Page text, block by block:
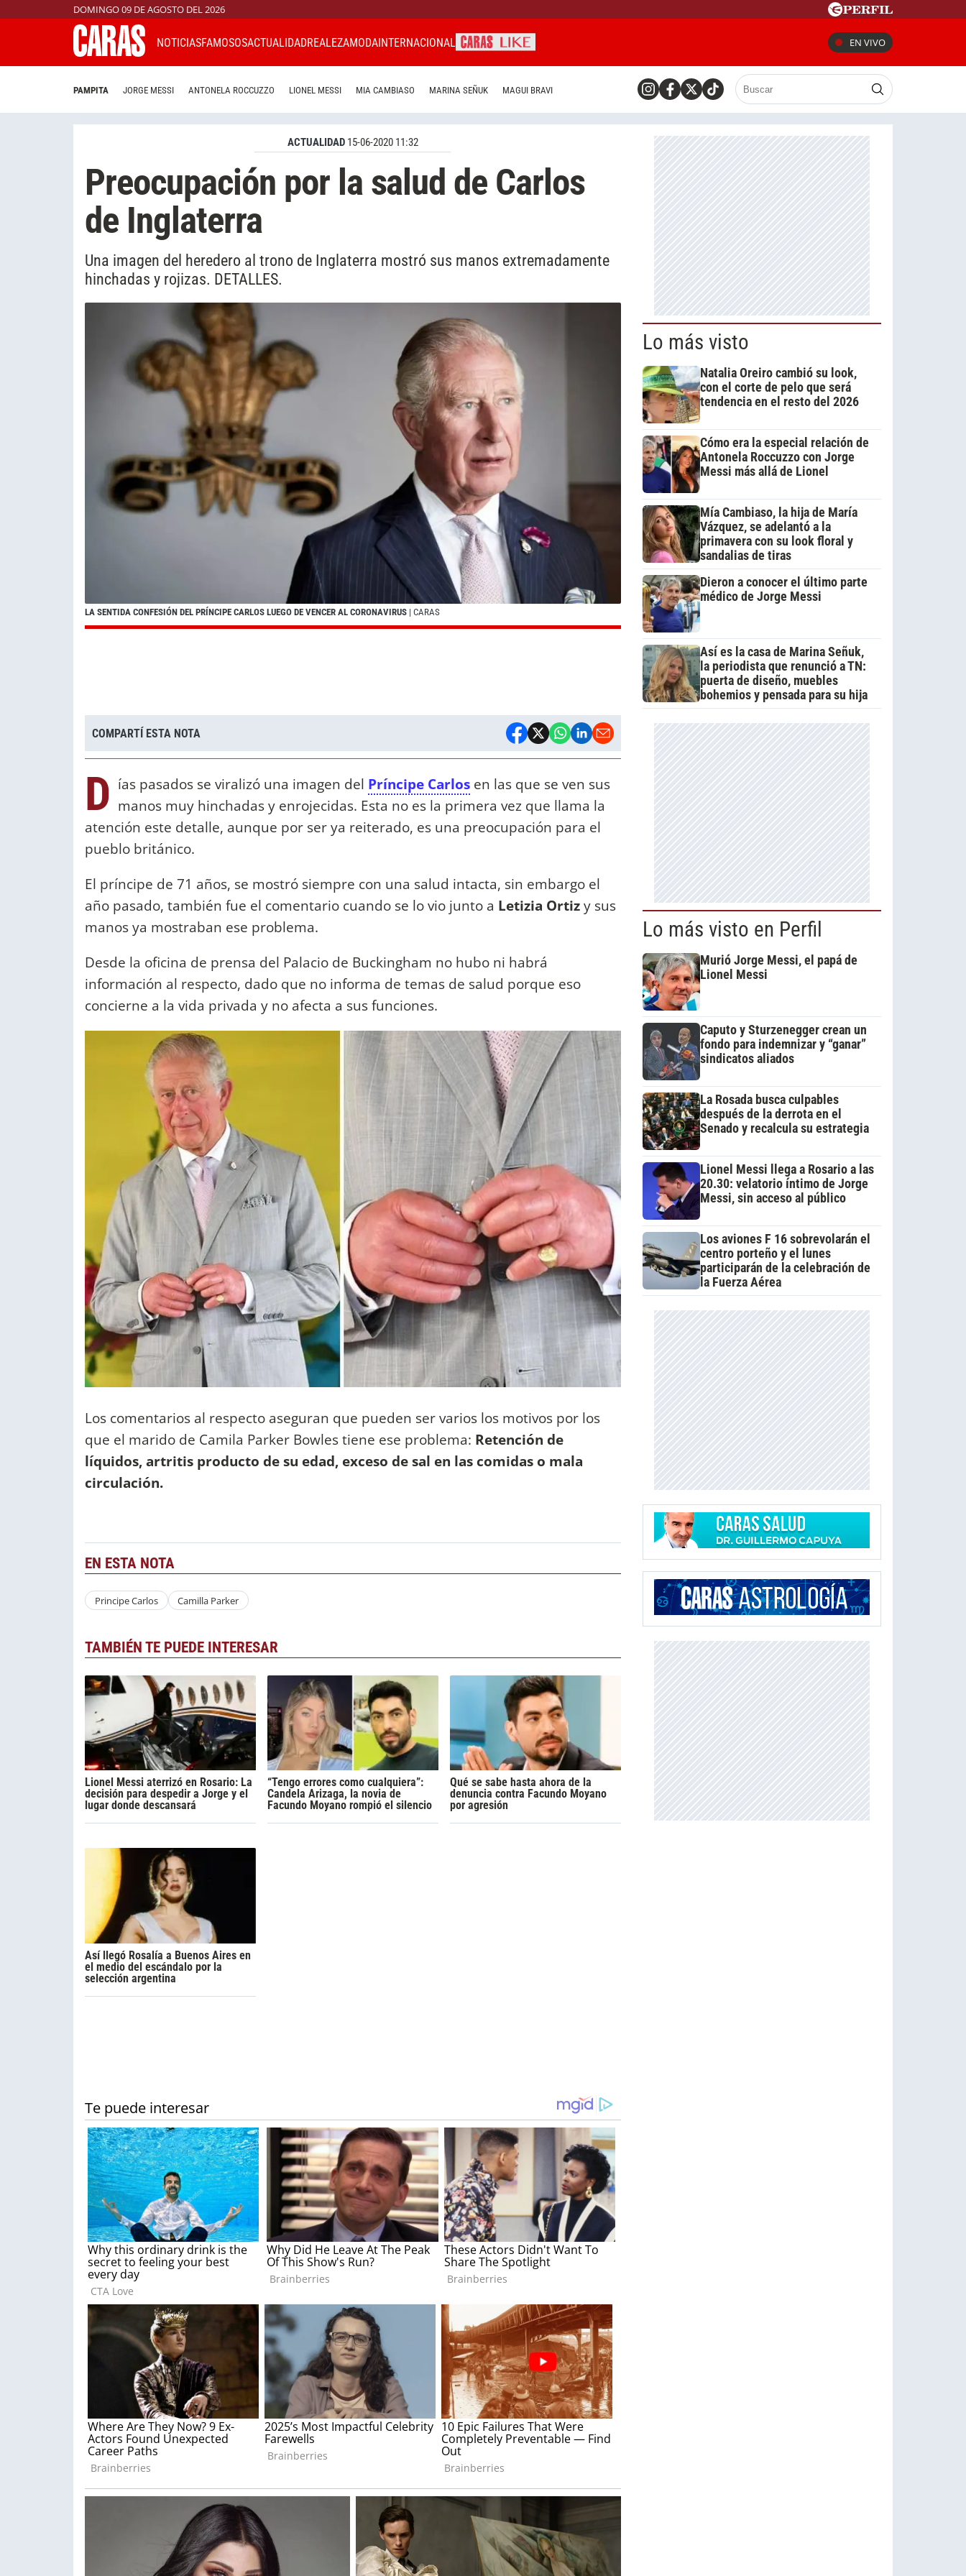
DOMINGO 09 DE AGOSTO DEL 2026
NOTICIASFAMOSOSACTUALIDADREALEZAMODAINTERNACIONAL EN VIVO
PAMPITA JORGE MESSI ANTONELA ROCCUZZO LIONEL MESSI MIA CAMBIASO MARINA SEÑUK MAGUI BRAVI
ACTUALIDAD 15-06-2020 11:32
Preocupación por la salud de Carlos
de Inglaterra
Una imagen del heredero al trono de Inglaterra mostró sus manos extremadamente
hinchadas y rojizas. DETALLES.
LA SENTIDA CONFESIÓN DEL PRÍNCIPE CARLOS LUEGO DE VENCER AL CORONAVIRUS | CARAS
COMPARTÍ ESTA NOTA
D ías pasados se viralizó una imagen del Príncipe Carlos en las que se ven sus
manos muy hinchadas y enrojecidas. Esta no es la primera vez que llama la
atención este detalle, aunque por ser ya reiterado, es una preocupación para el
pueblo británico.
El príncipe de 71 años, se mostró siempre con una salud intacta, sin embargo el
año pasado, también fue el comentario cuando se lo vio junto a Letizia Ortizy sus
manos ya mostraban ese problema.
Desde la oficina de prensa del Palacio de Buckingham no hubo ni habrá
información al respecto, dado que no informa de temas de salud porque eso
concierne a la vida privada y no afecta a sus funciones.
Los comentarios al respecto aseguran que pueden ser varios los motivos por los
que el marido de Camila Parker Bowles tiene ese problema: Retención de
líquidos, artritis producto de su edad, exceso de sal en las comidas o mala
circulación.
EN ESTA NOTA
Principe Carlos Camilla Parker
TAMBIÉN TE PUEDE INTERESAR
Lionel Messi aterrizó en Rosario: La
decisión para despedir a Jorge y el
lugar donde descansará
“Tengo errores como cualquiera”:
Candela Arizaga, la novia de
Facundo Moyano rompió el silencio
Qué se sabe hasta ahora de la
denuncia contra Facundo Moyano
por agresión
Así llegó Rosalía a Buenos Aires en
el medio del escándalo por la
selección argentina
Lo más visto
Natalia Oreiro cambió su look,
con el corte de pelo que será
tendencia en el resto del 2026
Cómo era la especial relación de
Antonela Roccuzzo con Jorge
Messi más allá de Lionel
Mía Cambiaso, la hija de María
Vázquez, se adelantó a la
primavera con su look floral y
sandalias de tiras
Dieron a conocer el último parte
médico de Jorge Messi
Así es la casa de Marina Señuk,
la periodista que renunció a TN:
puerta de diseño, muebles
bohemios y pensada para su hija
Lo más visto en Perfil
Murió Jorge Messi, el papá de
Lionel Messi
Caputo y Sturzenegger crean un
fondo para indemnizar y “ganar”
sindicatos aliados
La Rosada busca culpables
después de la derrota en el
Senado y recalcula su estrategia
Lionel Messi llega a Rosario a las
20.30: velatorio íntimo de Jorge
Messi, sin acceso al público
Los aviones F 16 sobrevolarán el
centro porteño y el lunes
participarán de la celebración de
la Fuerza Aérea